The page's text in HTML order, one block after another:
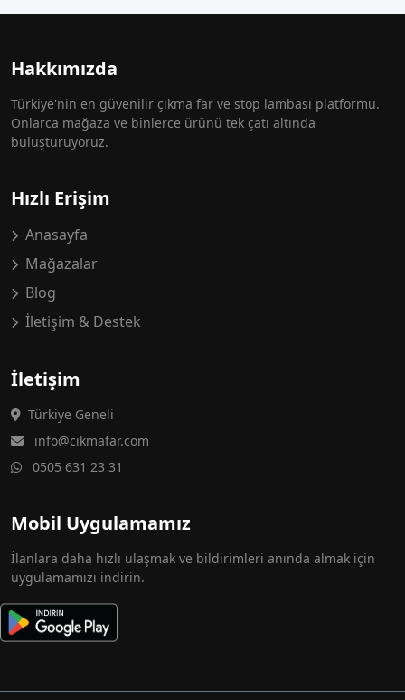
Hakkımızda
Türkiye'nin en güvenilir çıkma far ve stop lambası platformu.
Onlarca mağaza ve binlerce ürünü tek çatı altında
buluşturuyoruz.
Hızlı Erişim
Anasayfa
Mağazalar
Blog
İletişim & Destek
İletişim
Türkiye Geneli
info@cikmafar.com
0505 631 23 31
Mobil Uygulamamız
İlanlara daha hızlı ulaşmak ve bildirimleri anında almak için
uygulamamızı indirin.